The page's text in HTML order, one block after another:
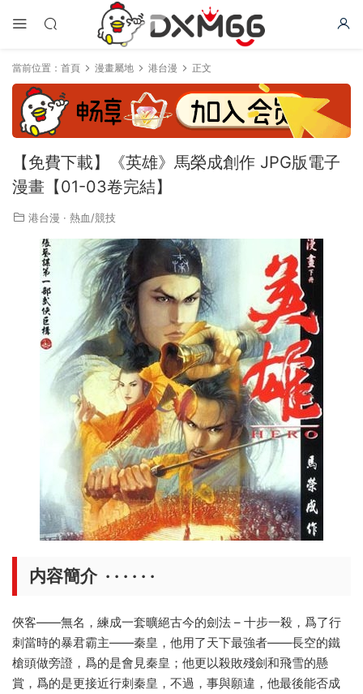
當前位置： 首頁 漫畫屬地 港台漫 正文
【免費下載】《英雄》馬榮成創作 JPG版電子
漫畫【01-03卷完結】
港台漫 · 熱血/競技
内容簡介 · · · · · ·
俠客——無名，練成一套曠絕古今的劍法 – 十步一殺，爲了行
刺當時的暴君霸主——秦皇，他用了天下最強者——長空的鐵
槍頭做旁證，爲的是會見秦皇；他更以殺敗殘劍和飛雪的懸
賞，爲的是更接近行刺秦皇，不過，事與願違，他最後能否成